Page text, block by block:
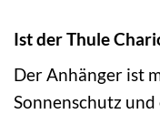
Ist der Thule
Der Anhänger ist
Sonnenschutz